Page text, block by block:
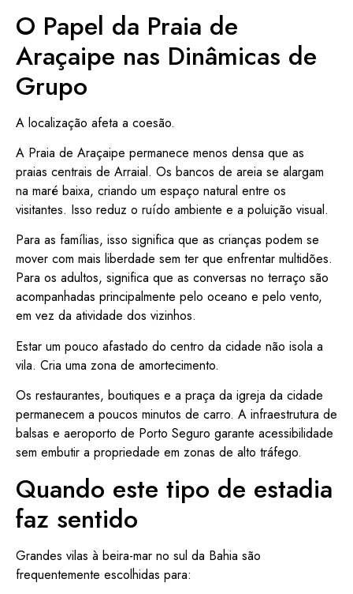
O Papel da Praia de
Araçaipe nas Dinâmicas de
Grupo
A localização afeta a coesão.
A Praia de Araçaipe permanece menos densa que as
praias centrais de Arraial. Os bancos de areia se alargam
na maré baixa, criando um espaço natural entre os
visitantes. Isso reduz o ruído ambiente e a poluição visual.
Para as famílias, isso significa que as crianças podem se
mover com mais liberdade sem ter que enfrentar multidões.
Para os adultos, significa que as conversas no terraço são
acompanhadas principalmente pelo oceano e pelo vento,
em vez da atividade dos vizinhos.
Estar um pouco afastado do centro da cidade não isola a
vila. Cria uma zona de amortecimento.
Os restaurantes, boutiques e a praça da igreja da cidade
permanecem a poucos minutos de carro. A infraestrutura de
balsas e aeroporto de Porto Seguro garante acessibilidade
sem embutir a propriedade em zonas de alto tráfego.
Quando este tipo de estadia
faz sentido
Grandes vilas à beira-mar no sul da Bahia são
frequentemente escolhidas para: